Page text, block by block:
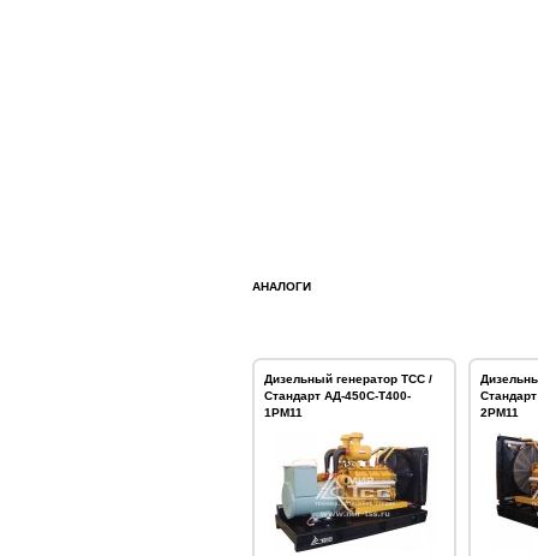
АНАЛОГИ
Дизельный генератор ТСС /
Стандарт АД-450С-Т400-
1РМ11
2РМ11